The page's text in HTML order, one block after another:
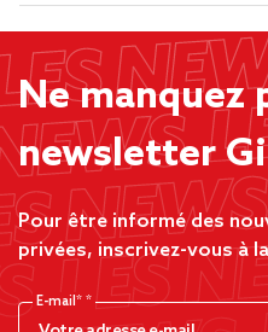
Ne manquez
newsletter
Pour être informé des
privées, inscrivez-vous à
E-mail*